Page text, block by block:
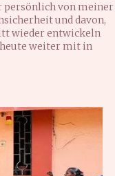
persönlich von meiner
und davon,
wieder entwickeln
heute weiter mit in